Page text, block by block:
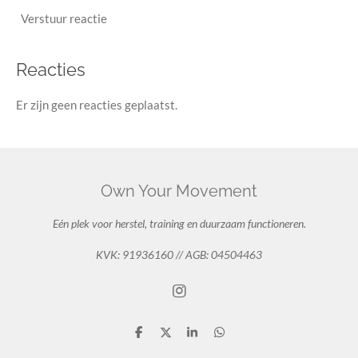
Verstuur reactie
Reacties
Er zijn geen reacties geplaatst.
Own Your Movement
Eén plek voor herstel, training en duurzaam functioneren.
KVK: 91936160 // AGB: 04504463
I
D
D
S
D